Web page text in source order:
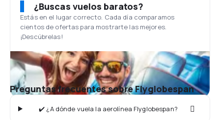
¿Buscas vuelos baratos?
Estás en el lugar correcto. Cada día comparamos
cientos de ofertas para mostrarte las mejores.
¡Descúbrelas!
Preguntas frecuentes sobre Flyglobespan
✔️ ¿A dónde vuela la aerolínea Flyglobespan?